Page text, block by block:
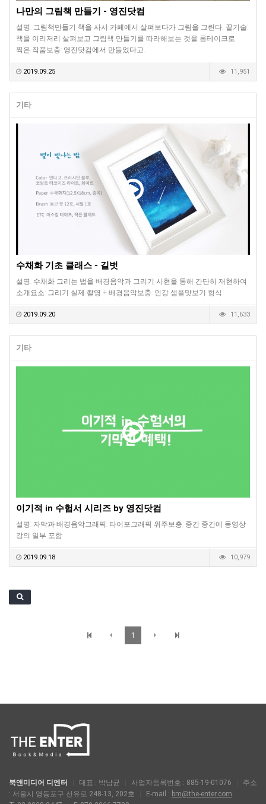
나만의 그림책 만들기 - 영진닷컴
설명: 그림책만들기 책을 사서 카페에서 살펴보다가 그림을 그린다. 끝기술:
책을 이리저리 살펴보고 그림책 만들기를 따라해보는 것을 롱테이크로
찍은 작품보충: 영진닷컴에서 만들었다고…
2019.09.25 11,951
기타
수채화 기초 클래스 - 길벗
설명: 수채화 그리는 법을 배경음악과 그리기 시현을 통해 간단히 재현하여
소개요소: 그리기 실제 촬영 + 배경음악보충: 인강 샘플맛보기 형식
2019.09.20 11,633
기타
이기적 in 수험서 시리즈 by 영진닷컴
설명: 자막과 배경음악그래픽: 타이포그래픽 위주보충: 중간 중간에 동영상
강의 일부 포함
2019.09.18 10,979
1
북앤미디어 디엔터 대표 : 박남균 사업자등록번호 : 885-19-01076
주소
: 서울시 영등포구 선유로 248-13, 202호
E-mail : bm@the-enter.com